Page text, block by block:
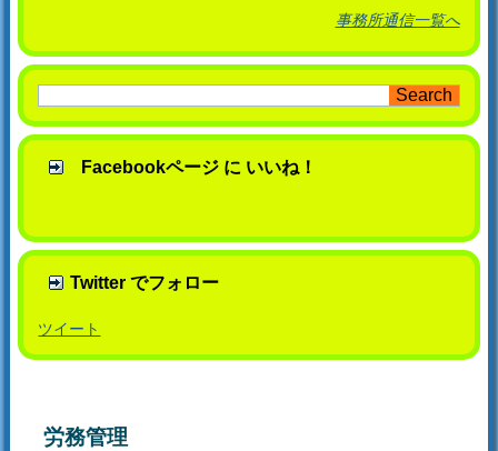
事務所通信一覧へ
Facebookページ に いいね！
Twitter でフォロー
ツイート
労務管理